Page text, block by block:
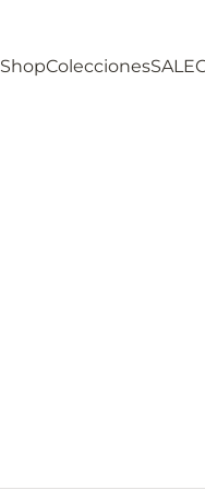
ShopColeccionesSALE